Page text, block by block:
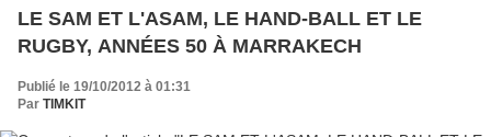
LE SAM ET L'ASAM, LE HAND-BALL ET LE
RUGBY, ANNÉES 50 À MARRAKECH
Publié le 19/10/2012 à 01:31
Par TIMKIT